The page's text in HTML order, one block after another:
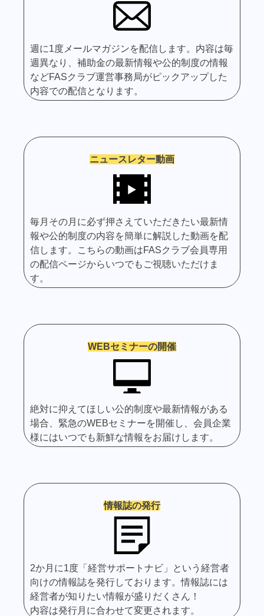
週に1度メールマガジンを配信します。内容は毎
週異なり、補助金の最新情報や公的制度の情報
などFASクラブ運営事務局がピックアップした
内容での配信となります。
ニュースレター動画
毎月その月に必ず押さえていただきたい最新情
報や公的制度の内容を簡単に解説した動画を配
信します。こちらの動画はFASクラブ会員専用
の配信ページからいつでもご視聴いただけま
す。
WEBセミナーの開催
絶対に抑えてほしい公的制度や最新情報がある
場合、緊急のWEBセミナーを開催し、会員企業
様にはいつでも新鮮な情報をお届けします。
情報誌の発行
2か月に1度「経営サポートナビ」という経営者
向けの情報誌を発行しております。情報誌には
経営者が知りたい情報が盛りだくさん！
内容は発行月に合わせて変更されます。